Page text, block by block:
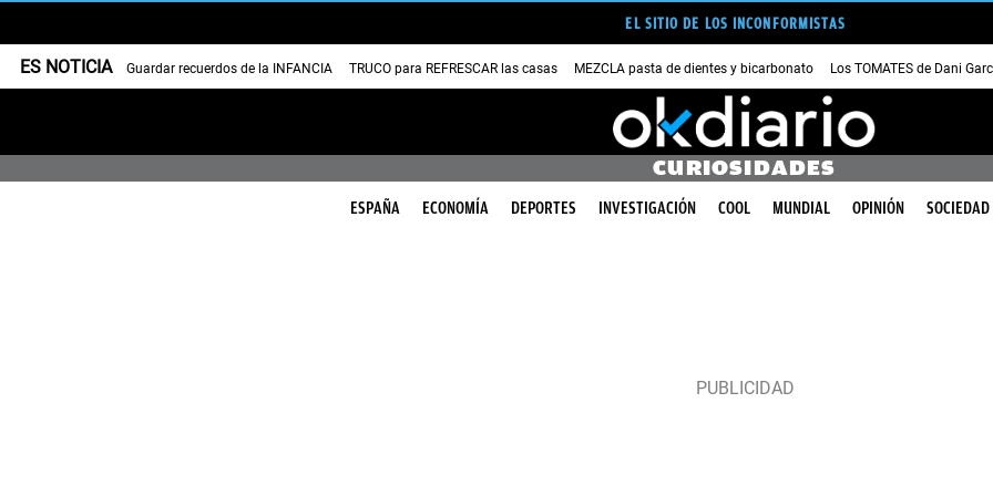
EL SITIO DE LOS INCONFORMISTAS
ES NOTICIA Guardar recuerdos de la INFANCIA TRUCO para REFRESCAR las casas MEZCLA pasta de dientes y bicarbonato Los TOMATES de Dani
CURIOSIDADES
ESPAÑA ECONOMÍA DEPORTES INVESTIGACIÓN COOL MUNDIAL OPINIÓN SOCIEDAD